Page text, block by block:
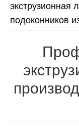
экструзионная
подоконников